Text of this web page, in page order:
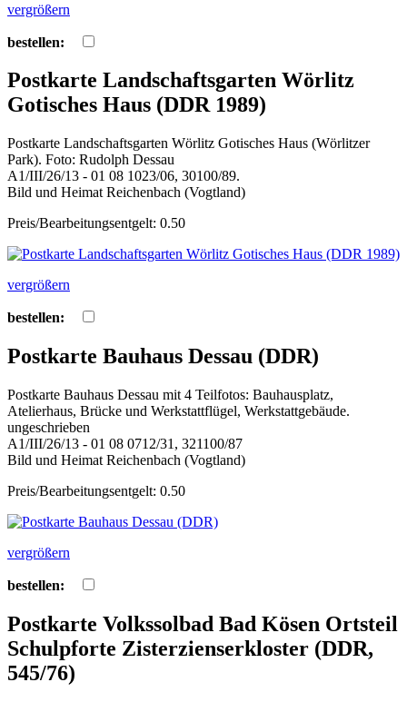
vergrößern
bestellen:
Postkarte Landschaftsgarten Wörlitz
Gotisches Haus (DDR 1989)
Postkarte Landschaftsgarten Wörlitz Gotisches Haus (Wörlitzer
Park). Foto: Rudolph Dessau
A1/III/26/13 - 01 08 1023/06, 30100/89.
Bild und Heimat Reichenbach (Vogtland)
Preis/Bearbeitungsentgelt: 0.50
vergrößern
bestellen:
Postkarte Bauhaus Dessau (DDR)
Postkarte Bauhaus Dessau mit 4 Teilfotos: Bauhausplatz,
Atelierhaus, Brücke und Werkstattflügel, Werkstattgebäude.
ungeschrieben
A1/III/26/13 - 01 08 0712/31, 321100/87
Bild und Heimat Reichenbach (Vogtland)
Preis/Bearbeitungsentgelt: 0.50
vergrößern
bestellen:
Postkarte Volkssolbad Bad Kösen Ortsteil
Schulpforte Zisterzienserkloster (DDR,
545/76)